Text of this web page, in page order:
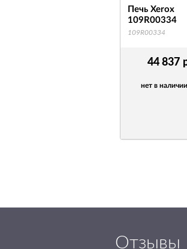
44 837
нет в наличии
Печь Xerox
109R00334
109R00334
Отзывы